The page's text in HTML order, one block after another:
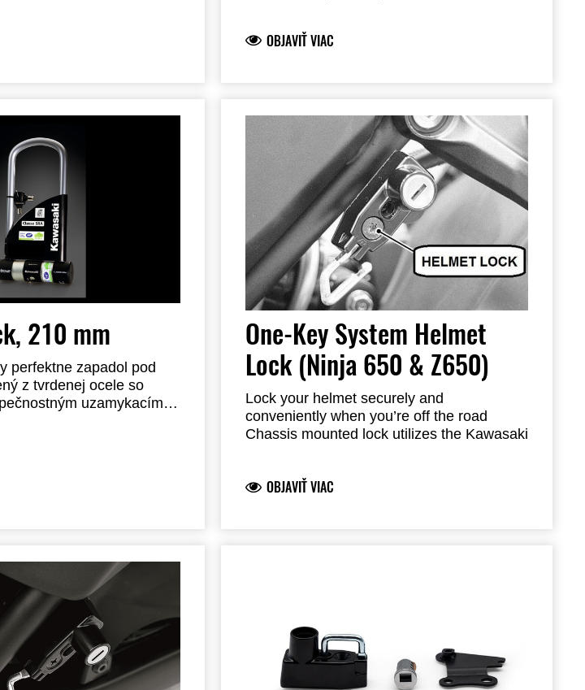
Zámok je schválený SRA.
OBJAVIŤ VIAC
210 mm
perfektne zapadol pod
z tvrdenej ocele so
uzamykacím
10 x 21 cm.
One-Key System Helmet
Lock (Ninja 650 & Z650)
Lock your helmet securely and
conveniently when you’re off the road
Chassis mounted lock utilizes the Kawasaki
Note: Authorized Kawasaki dealer
OBJAVIŤ VIAC